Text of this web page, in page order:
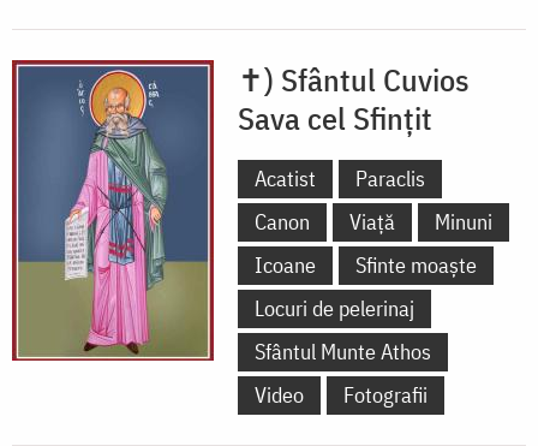
✝) Sfântul Cuvios
Sava cel Sfințit
Acatist
Paraclis
Canon
Viață
Minuni
Icoane
Sfinte moaște
Locuri de pelerinaj
Sfântul Munte Athos
Video
Fotografii